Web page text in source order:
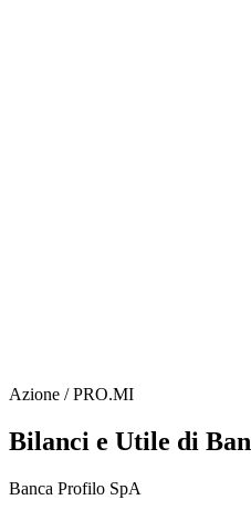
Azione / PRO.MI
Bilanci e Utile di
Banca Profilo SpA